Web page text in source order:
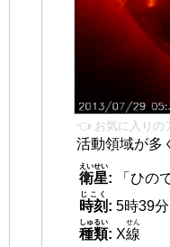
👈 お気に入りの
活動領域が多
衛星
えいせい
:
「ひの
時刻
じこく
: 5時39分
種類
しゅるい
: X線
せん